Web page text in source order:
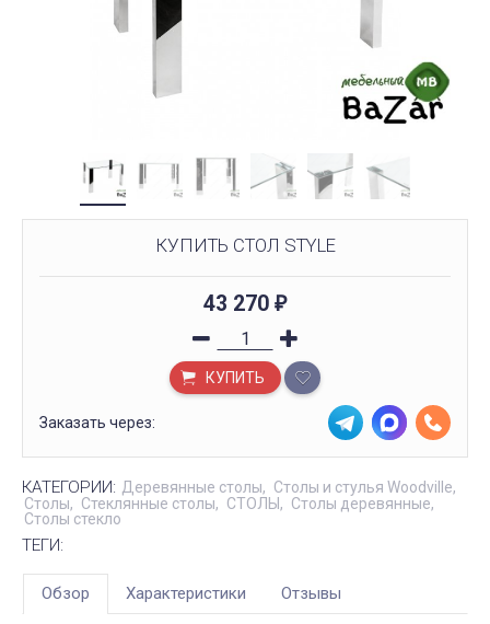
КУПИТЬ СТОЛ STYLE
43 270 ₽
КУПИТЬ
Заказать через:
КАТЕГОРИИ: Деревянные столы
Столы и стулья Woodville
Столы
Стеклянные столы СТОЛЫ
Столы деревянные
Столы стекло
ТЕГИ:
Обзор Характеристики Отзывы